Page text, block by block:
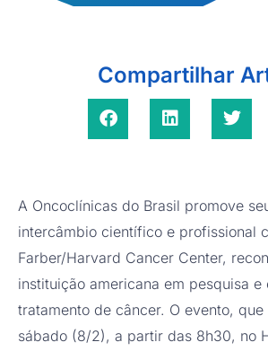
Compartilhar
A Oncoclínicas do Brasil promove
intercâmbio científico e profissional
Farber/Harvard Cancer Center,
instituição americana em pesquisa e
tratamento de câncer. O evento, que
sábado (8/2), a partir das 8h30, no